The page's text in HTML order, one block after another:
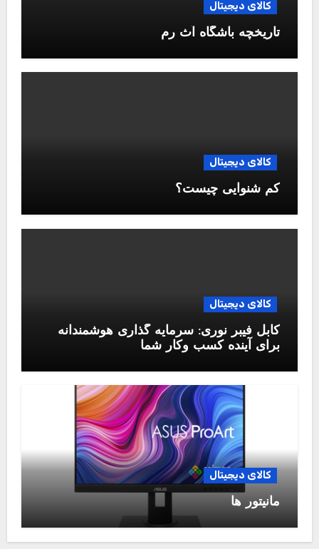
کالای دیجیتال
تاریخچه باشگاه آث رم
کالای دیجیتال
کم شنوایی چیست؟
کالای دیجیتال
کابل فیبر نوری: سرمایه گذاری هوشمندانه
برای آینده کسب وکار شما
کالای دیجیتال
مانیتور ها